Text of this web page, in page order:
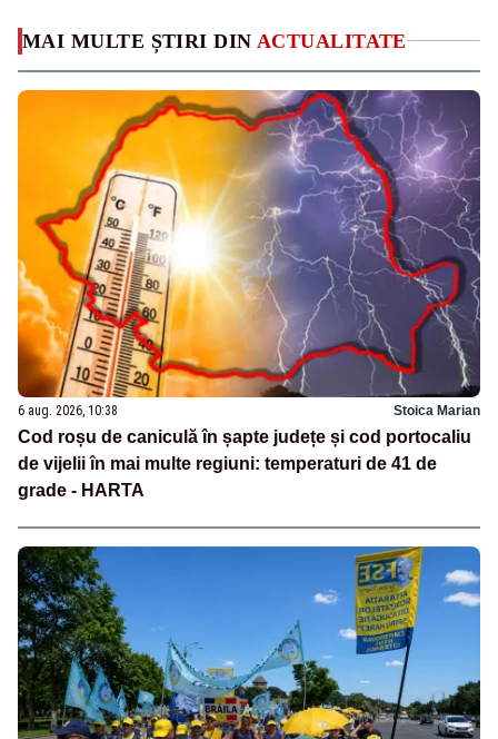
MAI MULTE ȘTIRI DIN ACTUALITATE
6 aug. 2026, 10:38 Stoica Marian
Cod roșu de caniculă în șapte județe și cod portocaliu
de vijelii în mai multe regiuni: temperaturi de 41 de
grade - HARTA